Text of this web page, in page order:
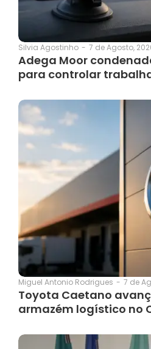
Silvia Agostinho - 7 de Agosto,
Adega Moor
para controlar
Miguel Antonio Rodrigues - 7 de
Toyota Caetano
armazém logístico no